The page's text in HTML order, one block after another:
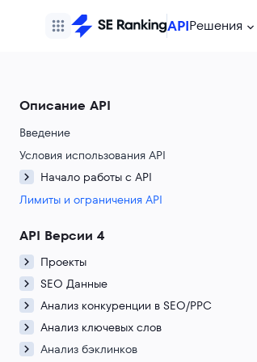
APIРешения
Описание API
Введение
Условия использования API
Начало работы с API
Лимиты и ограничения API
API Версии 4
Проекты
SEO Данные
Анализ конкуренции в SEO/PPC
Анализ ключевых слов
Анализ бэклинков